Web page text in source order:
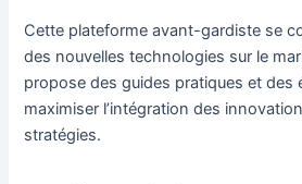
Cette plateforme avant-gardiste se
des nouvelles technologies sur le
propose des guides pratiques et des
maximiser l’intégration des
stratégies.